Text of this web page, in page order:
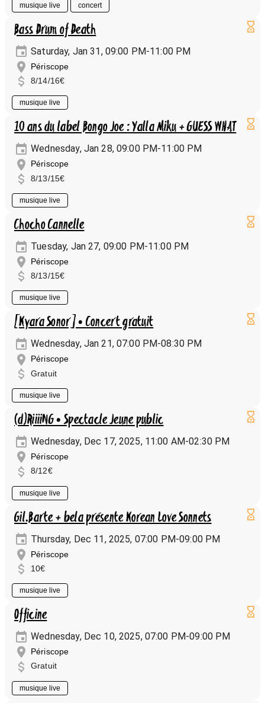
musique live concert
Bass Drum of Death
Saturday, Jan 31, 09:00 PM-11:00 PM
Périscope
8/14/16€
musique live
10 ans du label Bongo Joe : Yalla Miku + GUESS WHAT
Wednesday, Jan 28, 09:00 PM-11:00 PM
Périscope
8/13/15€
musique live
Chocho Cannelle
Tuesday, Jan 27, 09:00 PM-11:00 PM
Périscope
8/13/15€
musique live
[Kyara Sonor] • Concert gratuit
Wednesday, Jan 21, 07:00 PM-08:30 PM
Périscope
Gratuit
musique live
(d)RiiiiNG • Spectacle Jeune public
Wednesday, Dec 17, 2025, 11:00 AM-02:30 PM
Périscope
8/12€
musique live
Gil.Barte + bela présente Korean Love Sonnets
Thursday, Dec 11, 2025, 07:00 PM-09:00 PM
Périscope
10€
musique live
Officine
Wednesday, Dec 10, 2025, 07:00 PM-09:00 PM
Périscope
Gratuit
musique live